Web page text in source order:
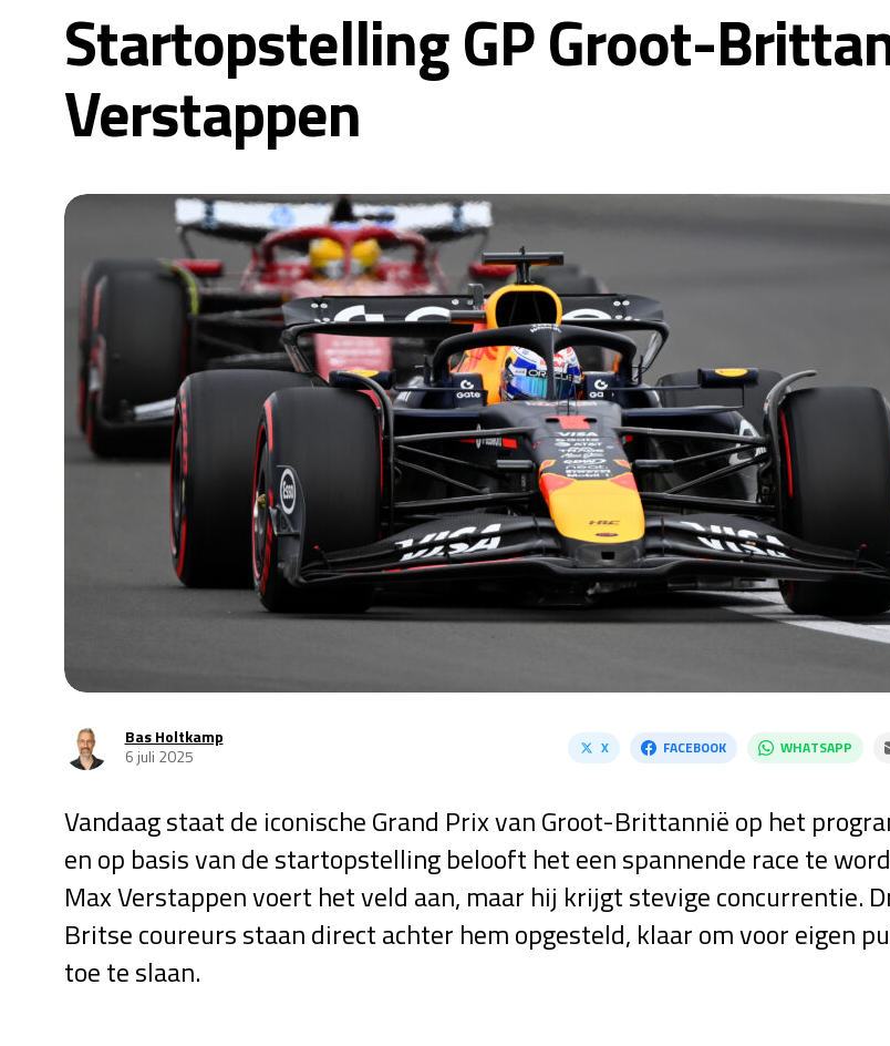
Startopstelling GP Groot-
Verstappen
Bas Holtkamp
6 juli 2025
X FACEBOOK WHATSAPP
Vandaag staat de iconische Grand Prix van Groot-Brittannië op het
en op basis van de startopstelling belooft het een spannende race te
Max Verstappen voert het veld aan, maar hij krijgt stevige concurrentie.
Britse coureurs staan direct achter hem opgesteld, klaar om voor eigen
toe te slaan.